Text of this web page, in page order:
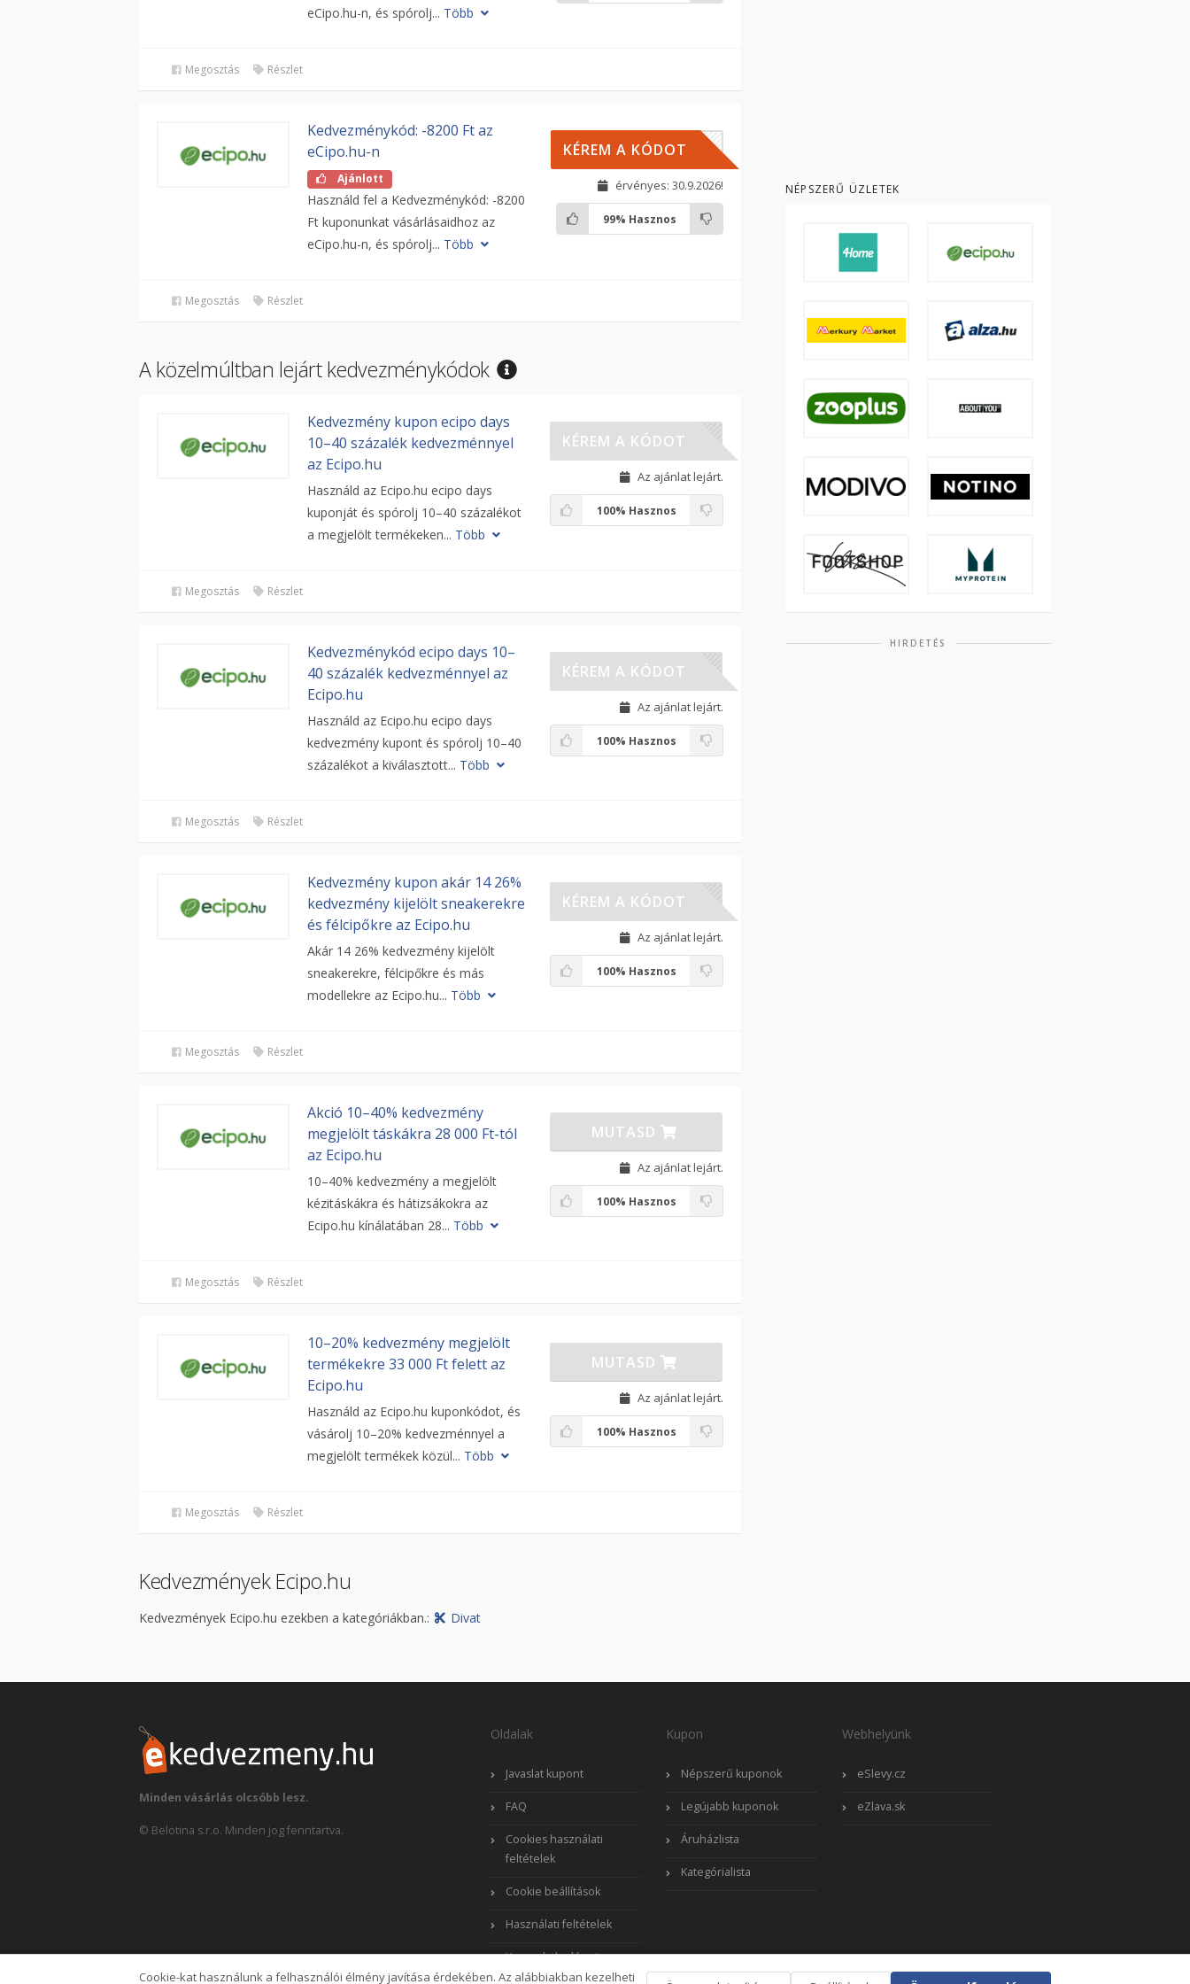
eCipo.hu-n, és spórolj... Több
Megosztás Részlet
Kedvezménykód: -8200 Ft az
eCipo.hu-n
Ajánlott
Használd fel a Kedvezménykód: -8200
Ft kuponunkat vásárlásaidhoz az
eCipo.hu-n, és spórolj... Több
00HU
KÉREM A KÓDOT
érvényes: 30.9.2026!
99% Hasznos
Megosztás Részlet
A közelmúltban lejárt kedvezménykódok
Kedvezmény kupon ecipo days
10–40 százalék kedvezménnyel
az Ecipo.hu
Használd az Ecipo.hu ecipo days
kuponját és spórolj 10–40 százalékot
a megjelölt termékeken... Több
DAYS
KÉREM A KÓDOT
Az ajánlat lejárt.
100% Hasznos
Megosztás Részlet
Kedvezménykód ecipo days 10–
40 százalék kedvezménnyel az
Ecipo.hu
Használd az Ecipo.hu ecipo days
kedvezmény kupont és spórolj 10–40
százalékot a kiválasztott... Több
DAYS
KÉREM A KÓDOT
Az ajánlat lejárt.
100% Hasznos
Megosztás Részlet
Kedvezmény kupon akár 14 26%
kedvezmény kijelölt sneakerekre
és félcipőkre az Ecipo.hu
Akár 14 26% kedvezmény kijelölt
sneakerekre, félcipőkre és más
modellekre az Ecipo.hu... Több
PRE
KÉREM A KÓDOT
Az ajánlat lejárt.
100% Hasznos
Megosztás Részlet
Akció 10–40% kedvezmény
megjelölt táskákra 28 000 Ft-tól
az Ecipo.hu
10–40% kedvezmény a megjelölt
kézitáskákra és hátizsákokra az
Ecipo.hu kínálatában 28... Több
MUTASD
Az ajánlat lejárt.
100% Hasznos
Megosztás Részlet
10–20% kedvezmény megjelölt
termékekre 33 000 Ft felett az
Ecipo.hu
Használd az Ecipo.hu kuponkódot, és
vásárolj 10–20% kedvezménnyel a
megjelölt termékek közül... Több
MUTASD
Az ajánlat lejárt.
100% Hasznos
Megosztás Részlet
Kedvezmények Ecipo.hu
Kedvezmények Ecipo.hu ezekben a kategóriákban.: Divat
NÉPSZERŰ ÜZLETEK
HIRDETÉS
Minden vásárlás olcsóbb lesz.
© Belotina s.r.o. Minden jog fenntartva.
Oldalak
Javaslat kupont
FAQ
Cookies használati
feltételek
Cookie beállítások
Használati feltételek
Kapcsolatba lépni
Kupon
Népszerű kuponok
Legújabb kuponok
Áruházlista
Kategórialista
Webhelyünk
eSlevy.cz
eZlava.sk
Cookie-kat használunk a felhasználói élmény javítása érdekében. Az alábbiakban kezelheti